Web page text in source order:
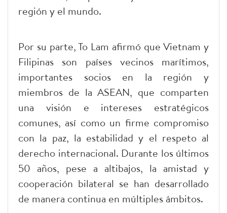
región y el mundo.
Por su parte, To Lam afirmó que Vietnam y
Filipinas son países vecinos marítimos,
importantes socios en la región y
miembros de la ASEAN, que comparten
una visión e intereses estratégicos
comunes, así como un firme compromiso
con la paz, la estabilidad y el respeto al
derecho internacional. Durante los últimos
50 años, pese a altibajos, la amistad y
cooperación bilateral se han desarrollado
de manera continua en múltiples ámbitos.